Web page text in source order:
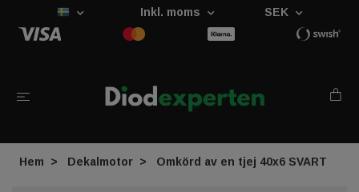
Inkl. moms SEK
Hem Dekalmotor Omkörd av en tjej 40x6 SVART